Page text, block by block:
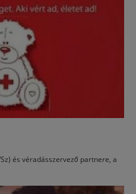
és véradásszervező partnere, a